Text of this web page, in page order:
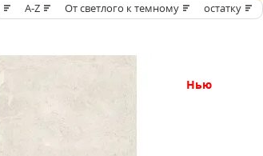
A-Z От светлого к темному остатку
нью